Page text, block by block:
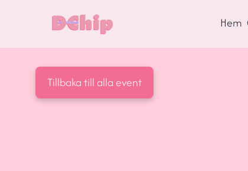
Hem
Tillbaka till alla event